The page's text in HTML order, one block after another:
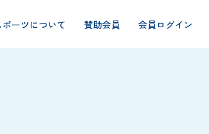
ーツについて 賛助会員 会員ログイン